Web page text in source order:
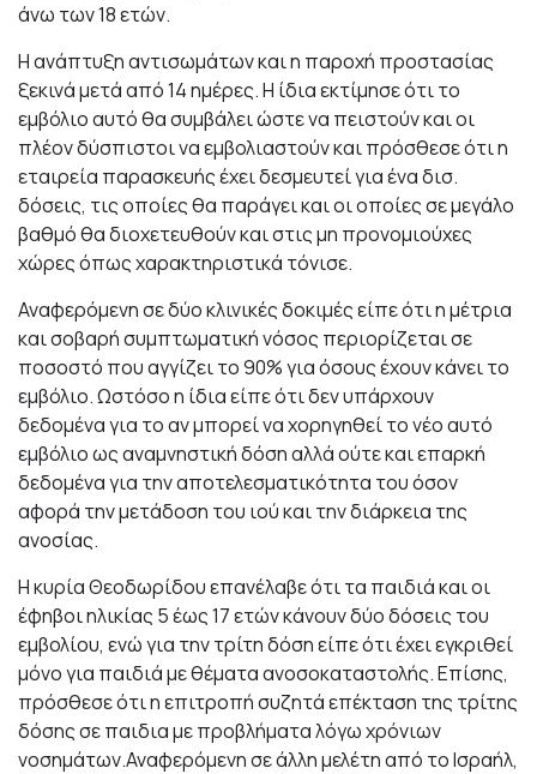
άνω των 18 ετών.
Η ανάπτυξη αντισωμάτων και η παροχή προστασίας
ξεκινά μετά από 14 ημέρες. Η ίδια εκτίμησε ότι το
εμβόλιο αυτό θα συμβάλει ώστε να πειστούν και οι
πλέον δύσπιστοι να εμβολιαστούν και πρόσθεσε ότι η
εταιρεία παρασκευής έχει δεσμευτεί για ένα δισ.
δόσεις, τις οποίες θα παράγει και οι οποίες σε μεγάλο
βαθμό θα διοχετευθούν και στις μη προνομιούχες
χώρες όπως χαρακτηριστικά τόνισε.
Αναφερόμενη σε δύο κλινικές δοκιμές είπε ότι η μέτρια
και σοβαρή συμπτωματική νόσος περιορίζεται σε
ποσοστό που αγγίζει το 90% για όσους έχουν κάνει το
εμβόλιο. Ωστόσο η ίδια είπε ότι δεν υπάρχουν
δεδομένα για το αν μπορεί να χορηγηθεί το νέο αυτό
εμβόλιο ως αναμνηστική δόση αλλά ούτε και επαρκή
δεδομένα για την αποτελεσματικότητα του όσον
αφορά την μετάδοση του ιού και την διάρκεια της
ανοσίας.
Η κυρία Θεοδωρίδου επανέλαβε ότι τα παιδιά και οι
έφηβοι ηλικίας 5 έως 17 ετών κάνουν δύο δόσεις του
εμβολίου, ενώ για την τρίτη δόση είπε ότι έχει εγκριθεί
μόνο για παιδιά με θέματα ανοσοκαταστολής. Επίσης,
πρόσθεσε ότι η επιτροπή συζητά επέκταση της τρίτης
δόσης σε παιδια με προβλήματα λόγω χρόνιων
νοσημάτων.Αναφερόμενη σε άλλη μελέτη από το Ισραήλ,